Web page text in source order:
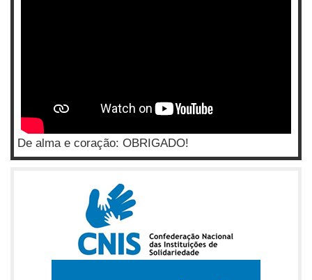
De alma e coração: OBRIGADO!